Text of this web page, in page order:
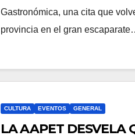
Gastronómica, una cita que
provincia en el gran
CULTURA EVENTOS GENERAL
LA AAPET DESVELA